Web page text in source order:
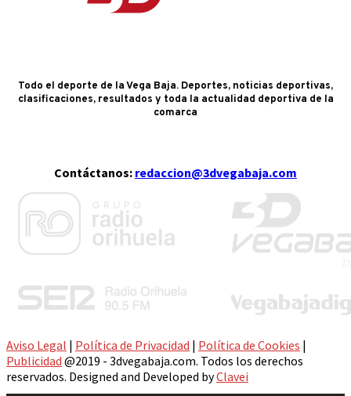
Todo el deporte de la Vega Baja. Deportes, noticias deportivas,
clasificaciones, resultados y toda la actualidad deportiva de la
comarca
Contáctanos: redaccion@3dvegabaja.com
Aviso Legal | Política de Privacidad | Política de Cookies |
Publicidad @2019 - 3dvegabaja.com. Todos los derechos
reservados. Designed and Developed byClavei